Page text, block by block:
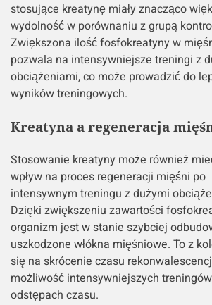
stosujące kreatynę miały znacząco
wydolność w porównaniu z grupą
Zwiększona ilość fosfokreatyny w
pozwala na intensywniejsze treningi z
obciążeniami, co może prowadzić do
wyników treningowych.
Kreatyna a regeneracja
Stosowanie kreatyny może również
wpływ na proces regeneracji mięśni po
intensywnym treningu z dużymi
Dzięki zwiększeniu zawartości
organizm jest w stanie szybciej
uszkodzone włókna mięśniowe. To z
się na skrócenie czasu
możliwość intensywniejszych
odstępach czasu.